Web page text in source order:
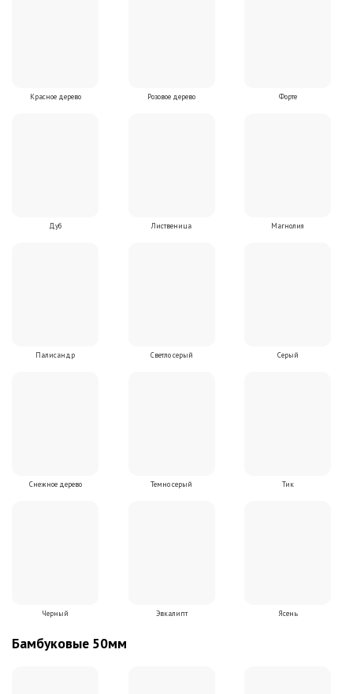
Красное дерево Розовое дерево Форте
Дуб Лиственица Магнолия
Палисандр Светло серый Серый
Снежное дерево Темно серый Тик
Черный Эвкалипт Ясень
Бамбуковые 50мм